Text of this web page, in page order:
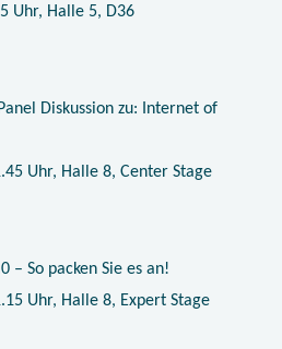
Uhr, Halle 5, D36
Diskussion zu: Internet of
Uhr, Halle 8, Center Stage
– So packen Sie es an!
Uhr, Halle 8, Expert Stage